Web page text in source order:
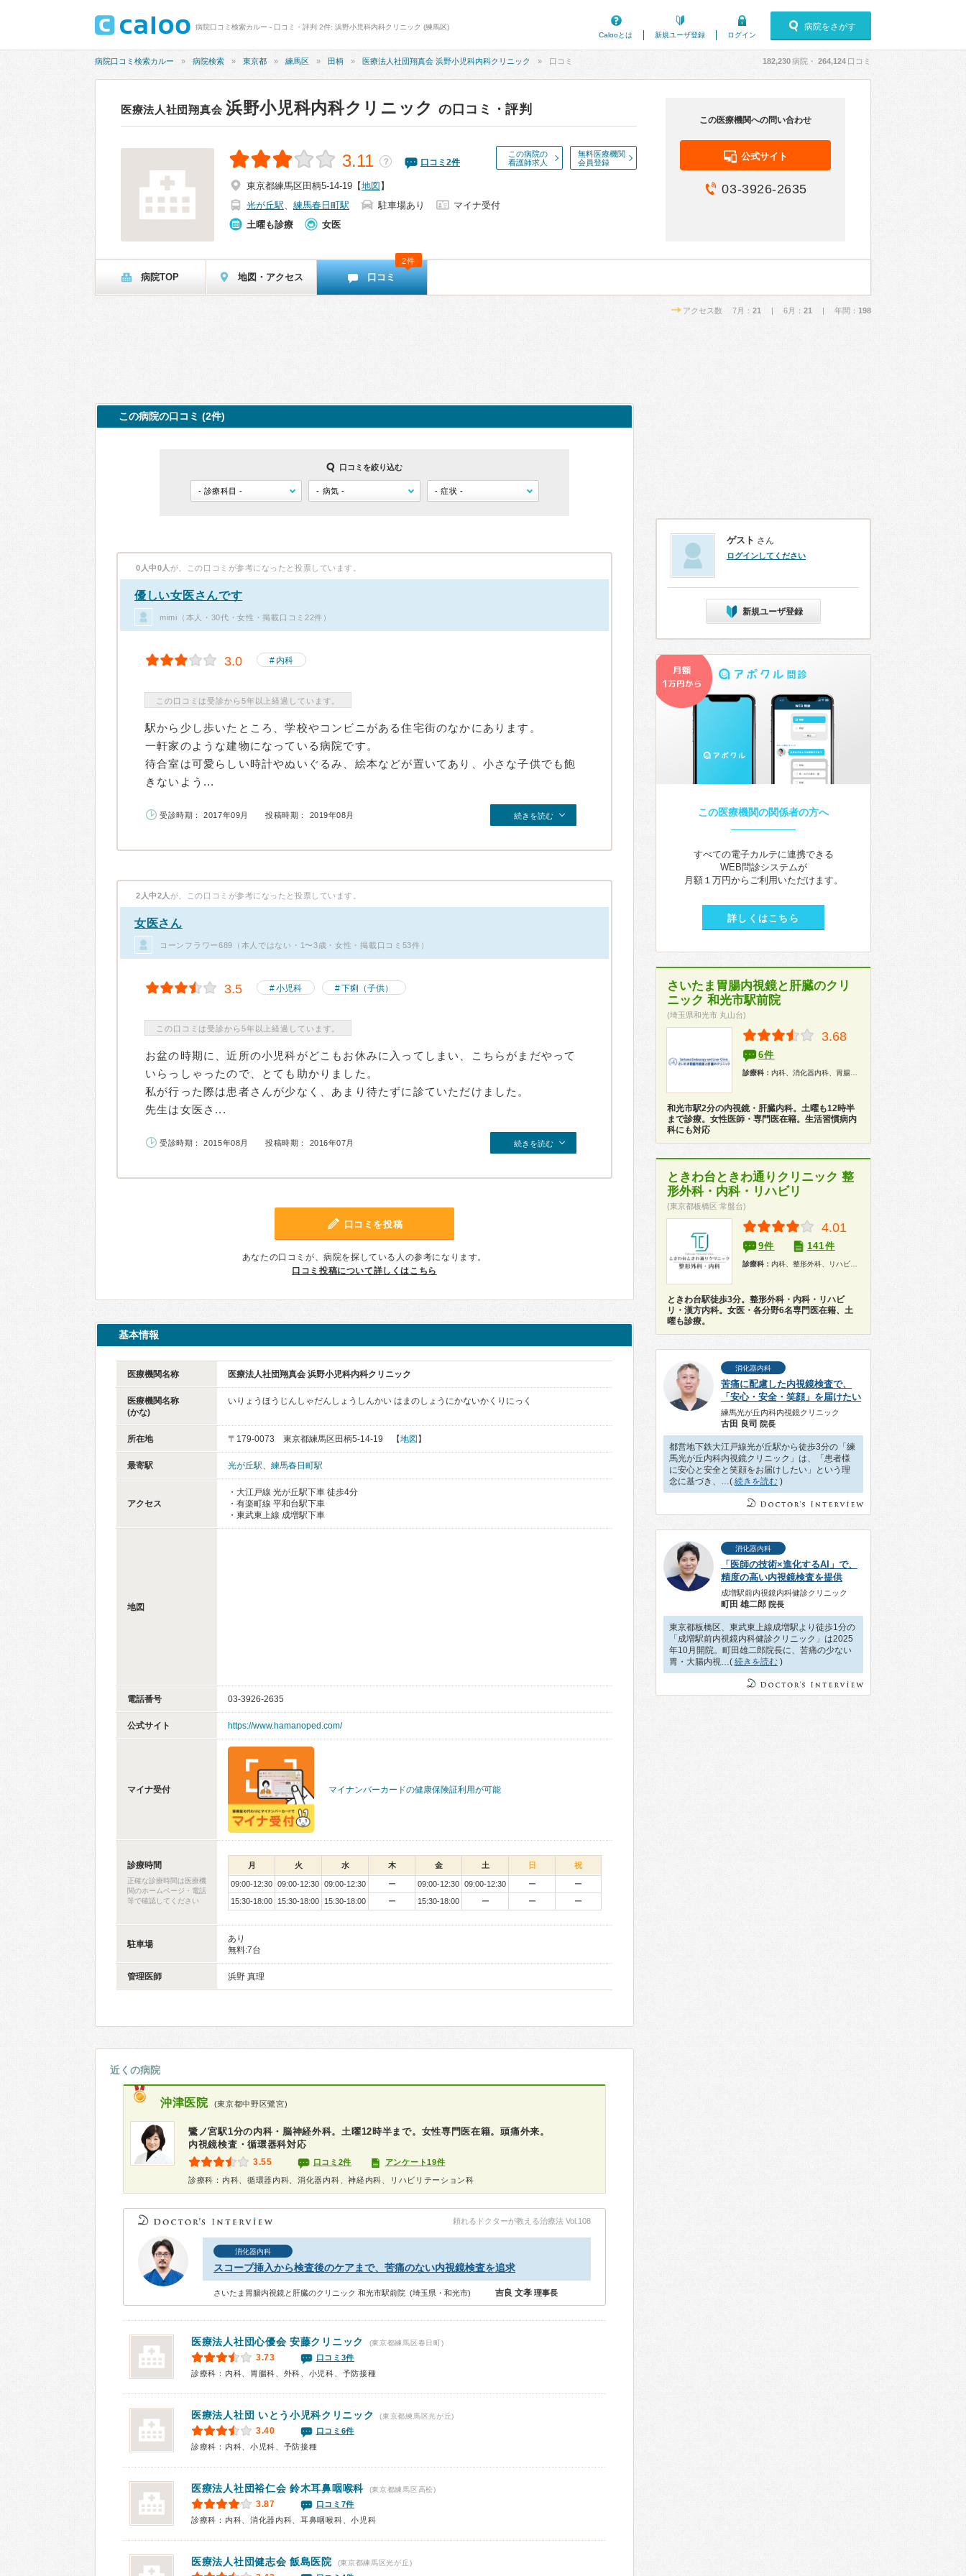
病院口コミ検索カルー - 口コミ・評判 2件: 浜野小児科内科クリニック (練馬区)
Calooとは
新規ユーザ登録 ログイン
病院をさがす
病院口コミ検索カルー 病院検索 東京都 練馬区 田柄 医療法人社団翔真会 浜野小児科内科クリニック 口コミ 182,230病院・ 264,124 口コミ
医療法人社団翔真会 浜野小児科内科クリニック の口コミ・評判
この病院の
看護師求人
無料医療機関
会員登録
3.11 ？ 口コミ 2件
東京都練馬区田柄5-14-19 【地図 】
光が丘駅、 練馬春日町駅 駐車場あり
マイナ受付
土曜も診療
女医
この医療機関への問い合わせ
公式サイト
03-3926-2635
病院TOP 地図・アクセス 口コミ
2件
アクセス数 7月： 21 | 6月： 21 | 年間： 198
この病院の口コミ (2件)
口コミを絞り込む
0人中0人 が、この口コミが参考になったと投票しています。
優しい女医さんです
mimi（本人・30代・女性・掲載口コミ22件）
3.0 内科
この口コミは受診から5年以上経過しています。
駅から少し歩いたところ、学校やコンビニがある住宅街のなかにあります。
一軒家のような建物になっている病院です。
待合室は可愛らしい時計やぬいぐるみ、絵本などが置いてあり、小さな子供でも飽
きないよう...
受診時期： 2017年09月 投稿時期： 2019年08月 続きを読む
2人中2人 が、この口コミが参考になったと投票しています。
女医さん
コーンフラワー689（本人ではない・1〜3歳・女性・掲載口コミ53件）
3.5 小児科 下痢（子供）
この口コミは受診から5年以上経過しています。
お盆の時期に、近所の小児科がどこもお休みに入ってしまい、こちらがまだやって
いらっしゃったので、とても助かりました。
私が行った際は患者さんが少なく、あまり待たずに診ていただけました。
先生は女医さ...
受診時期： 2015年08月 投稿時期： 2016年07月 続きを読む
口コミを投稿
あなたの口コミが、病院を探している人の参考になります。
口コミ投稿について詳しくはこちら
基本情報
医療機関名称 医療法人社団翔真会 浜野小児科内科クリニック
医療機関名称
(かな)
いりょうほうじんしゃだんしょうしんかい はまのしょうにかないかくりにっく
所在地 〒179-0073 東京都練馬区田柄5-14-19 【地図 】
最寄駅 光が丘駅、 練馬春日町駅
アクセス
・大江戸線 光が丘駅下車 徒歩4分
・有楽町線 平和台駅下車
・東武東上線 成増駅下車
地図
電話番号 03-3926-2635
公式サイト https://www.hamanoped.com/
マイナ受付 マイナンバーカードの健康保険証利用が可能
診療時間
正確な診療時間は医療機
関のホームページ・電話
等で確認してください
月 火 水 木 金 土 日 祝
09:00-12:30 09:00-12:30 09:00-12:30 ー 09:00-12:30 09:00-12:30 ー
ー
15:30-18:00
15:30-18:00 15:30-18:00 ー 15:30-18:00 ー ー ー
駐車場
あり
無料:7台
管理医師 浜野 真理
近くの病院
沖津医院 (東京都中野区鷺宮)
鷺ノ宮駅1分の内科・脳神経外科。土曜12時半まで。女性専門医在籍。頭痛外来。
内視鏡検査・循環器科対応
3.55 口コミ2件 アンケート19件
診療科：内科、循環器内科、消化器内科、神経内科、リハビリテーション科
頼れるドクターが教える治療法 Vol.108
消化器内科
スコープ挿入から検査後のケアまで、苦痛のない内視鏡検査を追求
さいたま胃腸内視鏡と肝臓のクリニック 和光市駅前院 (埼玉県・和光市) 吉良 文孝 理事長
医療法人社団心優会 安藤クリニック (東京都練馬区春日町)
3.73
口コミ3件
診療科：内科、胃腸科、外科、小児科、予防接種
医療法人社団 いとう小児科クリニック (東京都練馬区光が丘)
3.40
口コミ6件
診療科：内科、小児科、予防接種
医療法人社団裕仁会 鈴木耳鼻咽喉科 (東京都練馬区高松)
3.87
口コミ7件
診療科：内科、消化器内科、耳鼻咽喉科、小児科
医療法人社団健志会 飯島医院 (東京都練馬区光が丘)
ゲスト さん
ログインしてください
新規ユーザ登録
この医療機関の関係者の方へ
すべての電子カルテに連携できる
WEB問診システムが
月額１万円からご利用いただけます。
詳しくはこちら
さいたま胃腸内視鏡と肝臓のクリ
ニック 和光市駅前院
(埼玉県和光市 丸山台)
3.68
6件
診療科： 内科、消化器内科、胃腸科、内分泌代謝科、内視鏡
和光市駅2分の内視鏡・肝臓内科。土曜も12時半
まで診療。女性医師・専門医在籍。生活習慣病内
科にも対応
ときわ台ときわ通りクリニック 整
形外科・内科・リハビリ
(東京都板橋区 常盤台)
4.01
9件 141件
診療科： 内科、整形外科、リハビリテーション科、皮膚科、漢方、健康診断
ときわ台駅徒歩3分。整形外科・内科・リハビ
リ・漢方内科。女医・各分野6名専門医在籍、土
曜も診療。
消化器内科
苦痛に配慮した内視鏡検査で、
「安心・安全・笑顔」を届けたい
練馬光が丘内科内視鏡クリニック
古田 良司 院長
都営地下鉄大江戸線光が丘駅から徒歩3分の「練
馬光が丘内科内視鏡クリニック」は、「患者様
に安心と安全と笑顔をお届けしたい」という理
念に基づき、…( 続きを読む )
消化器内科
「医師の技術×進化するAI」で、
精度の高い内視鏡検査を提供
成増駅前内視鏡内科健診クリニック
町田 雄二郎 院長
東京都板橋区、東武東上線成増駅より徒歩1分の
「成増駅前内視鏡内科健診クリニック」は2025
年10月開院。町田雄二郎院長に、苦痛の少ない
胃・大腸内視…( 続きを読む )